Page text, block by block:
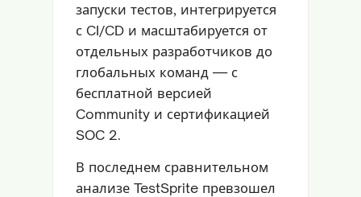
запуски тестов, интегрируется
с CI/CD и масштабируется от
отдельных разработчиков до
глобальных команд — с
бесплатной версией
Community и сертификацией
SOC 2.
В последнем сравнительном
анализе TestSprite превзошел